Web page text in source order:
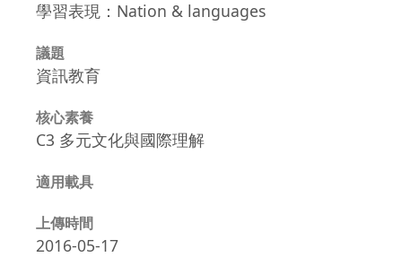
學習表現：Nation & languages
議題
資訊教育
核心素養
C3 多元文化與國際理解
適用載具
上傳時間
2016-05-17